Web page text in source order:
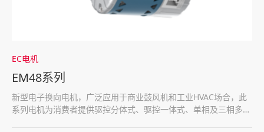
EC电机
EM48系列
新型电子换向电机，广泛应用于商业鼓风机和工业HVAC场合，此
系列电机为消费者提供驱控分体式、驱控一体式、单相及三相多种